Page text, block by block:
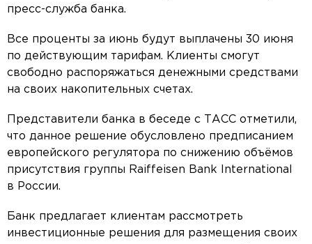
пресс-служба банка.
Все проценты за июнь будут выплачены 30 июня
по действующим тарифам. Клиенты смогут
свободно распоряжаться денежными средствами
на своих накопительных счетах.
Представители банка в беседе с ТАСС отметили,
что данное решение обусловлено предписанием
европейского регулятора по снижению объёмов
присутствия группы Raiffeisen Bank International
в России.
Банк предлагает клиентам рассмотреть
инвестиционные решения для размещения своих